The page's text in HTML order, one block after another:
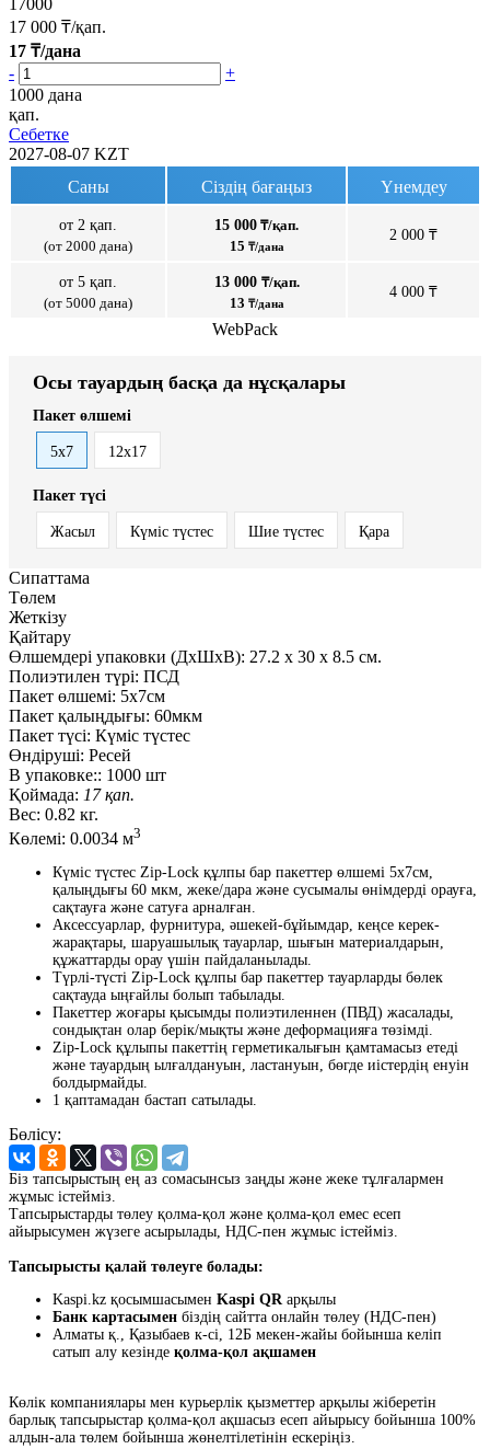
17 000 ₸/қап.
17 ₸/дана
-
+
1000 дана
қап.
Себетке
2027-08-07 KZT
Саны
Сіздің бағаңыз Үнемдеу
от 2 қап.
(от 2000 дана)
15 000 ₸/қап.
15 ₸/дана
2 000 ₸
от 5 қап.
(от 5000 дана)
13 000 ₸/қап.
13 ₸/дана
4 000 ₸
WebPack
Осы тауардың басқа да нұсқалары
Пакет өлшемі
5x7 12x17
Пакет түсі
Жасыл Күміс түстес Шие түстес Қара
Сипаттама
Төлем
Жеткізу
Қайтару
Өлшемдері упаковки (ДxШxВ): 27.2 x 30 x 8.5 см.
Полиэтилен түрі: ПСД
Пакет өлшемі: 5x7см
Пакет қалыңдығы: 60мкм
Пакет түсі: Күміс түстес
Өндіруші: Ресей
В упаковке:: 1000 шт
Қоймада: 17 қап.
Вес: 0.82 кг.
Көлемі: 0.0034 м3
Күміс түстес Zip-Lock құлпы бар пакеттер өлшемі 5х7см,
қалыңдығы 60 мкм, жеке/дара және сусымалы өнімдерді орауға,
сақтауға және сатуға арналған.
Аксессуарлар, фурнитура, әшекей-бұйымдар, кеңсе керек-
жарақтары, шаруашылық тауарлар, шығын материалдарын,
құжаттарды орау үшін пайдаланылады.
Түрлі-түсті Zip-Lock құлпы бар пакеттер тауарларды бөлек
сақтауда ыңғайлы болып табылады.
Пакеттер жоғары қысымды полиэтиленнен (ПВД) жасалады,
сондықтан олар берік/мықты және деформацияға төзімді.
Zip-Lock құлыпы пакеттің герметикалығын қамтамасыз етеді
және тауардың ылғалдануын, ластануын, бөгде иістердің енуін
болдырмайды.
1 қаптамадан бастап сатылады.
Бөлісу:
Біз тапсырыстың ең аз сомасынсыз заңды және жеке тұлғалармен
жұмыс істейміз.
Тапсырыстарды төлеу қолма-қол және қолма-қол емес есеп
айырысумен жүзеге асырылады, НДС-пен жұмыс істейміз.
Тапсырысты қалай төлеуге болады:
Kaspi.kz қосымшасымен Kaspi QRарқылы
Банк картасымен біздің сайтта онлайн төлеу (НДС-пен)
Алматы қ., Қазыбаев к-сі, 12Б мекен-жайы бойынша келіп
сатып алу кезінде қолма-қол ақшамен
Көлік компаниялары мен курьерлік қызметтер арқылы жіберетін
барлық тапсырыстар қолма-қол ақшасыз есеп айырысу бойынша 100%
алдын-ала төлем бойынша жөнелтілетінін ескеріңіз.